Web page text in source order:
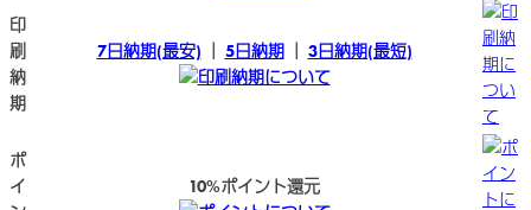
印
刷
納
期
7日納期(最安) 5日納期
3日納期(最短)
印刷納期について
印
刷納
期に
つい
て
ポ
イ
10%ポイント還元
ポ
イン
トに